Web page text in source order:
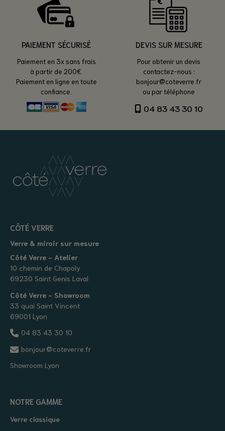
PAIEMENT SÉCURISÉ
Paiement en 3x sans frais
à partir de 200€.
Paiement en ligne en toute
confiance.
DEVIS SUR MESURE
Pour obtenir un devis
contactez-nous :
bonjour@coteverre.fr
ou par téléphone
04 83 43 30 10
CÔTÉ VERRE
Verre & miroir sur mesure
Côté Verre - Atelier
10 chemin de Chapoly
69230 Saint Genis Laval
Côté Verre - Showroom
33 quai Saint Vincent
69001 Lyon
04 83 43 30 10
bonjour@coteverre.fr
Showroom Lyon
NOTRE GAMME
Verre classique